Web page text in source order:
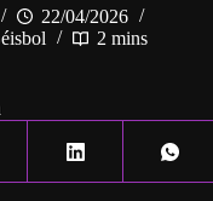
22/04/2026
2 mins